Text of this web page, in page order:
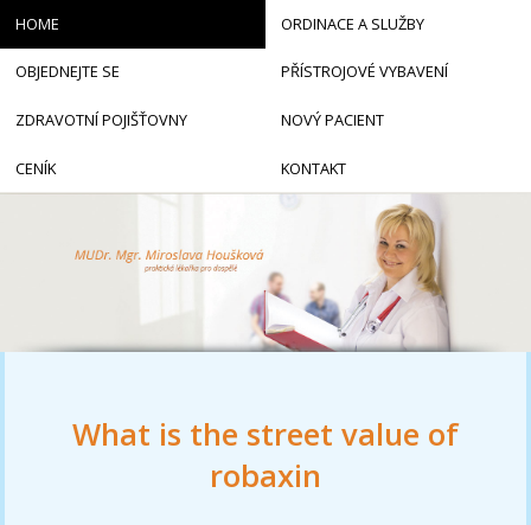
What is the street value of
robaxin
HOME ORDINACE A SLUŽBY
OBJEDNEJTE SE PŘÍSTROJOVÉ VYBAVENÍ
ZDRAVOTNÍ POJIŠŤOVNY NOVÝ PACIENT
CENÍK KONTAKT